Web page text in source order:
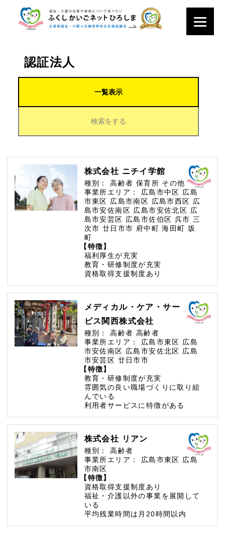
認証法人
一覧表示
検索をする
株式会社 ニチイ学館
種別： 高齢者 保育所 その他
事業所エリア：
広島市中区 広島
市東区 広島市南区 広島市西区 広
島市安佐南区 広島市安佐北区 広
島市安芸区 広島市佐伯区 呉市 三
次市 廿日市市 府中町海田町坂
町
【特徴】
福利厚生が充実
教育・研修制度が充実
資格取得支援制度あり
メディカル・ケア・サー
ビス関西株式会社
種別： 高齢者 高齢者
事業所エリア：
広島市東区 広島
市安佐南区 広島市安佐北区 広島
市安芸区 廿日市市
【特徴】
教育・研修制度が充実
雰囲気の良い職場づくりに取り組
んでいる
利用者サービスに特徴がある
株式会社 リアン
種別：
高齢者
事業所エリア：
広島市東区 広島
市南区
【特徴】
資格取得支援制度あり
福祉・介護以外の事業を展開して
いる
平均残業時間は月20時間以内